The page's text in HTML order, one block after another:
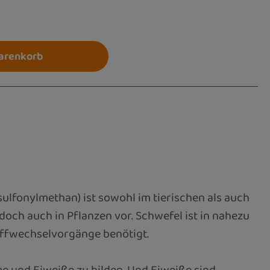
ein oder benutze die Schaltflächen um
ist sowohl im tierischen als auch
auch in Pflanzen vor. Schwefel ist in nahezu
benötigt.